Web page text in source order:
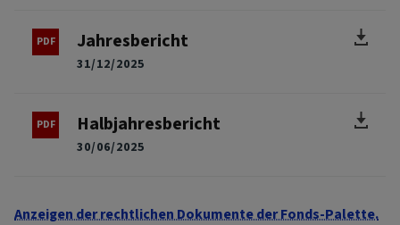
31/12/2025
Jahresbericht
30/06/2025
Halbjahresbericht
Anzeigen der rechtlichen Dokumente der Fonds-Palette.